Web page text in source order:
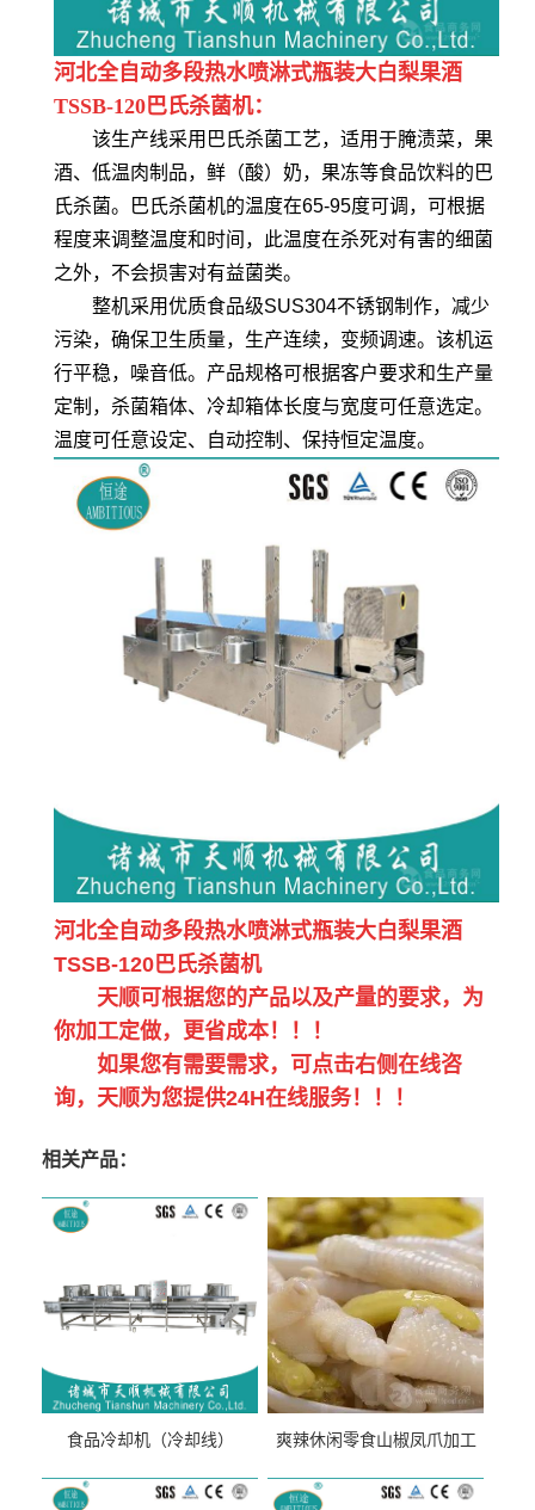
河北全自动多段热水喷淋式瓶装大白梨果酒
TSSB-120巴氏杀菌机：
该生产线采用巴氏杀菌工艺，适用于腌渍菜，果
酒、低温肉制品，鲜（酸）奶，果冻等食品饮料的巴
氏杀菌。巴氏杀菌机的温度在65-95度可调，可根据
程度来调整温度和时间，此温度在杀死对有害的细菌
之外，不会损害对有益菌类。
整机采用优质食品级SUS304不锈钢制作，减少
污染，确保卫生质量，生产连续，变频调速。该机运
行平稳，噪音低。产品规格可根据客户要求和生产量
定制，杀菌箱体、冷却箱体长度与宽度可任意选定。
温度可任意设定、自动控制、保持恒定温度。
河北全自动多段热水喷淋式瓶装大白梨果酒
TSSB-120巴氏杀菌机
天顺可根据您的产品以及产量的要求，为
你加工定做，更省成本！！！
如果您有需要需求，可点击右侧在线咨
询，天顺为您提供24H在线服务！！！
相关产品：
食品冷却机（冷却线）
爽辣休闲零食山椒凤爪加工
流水线）